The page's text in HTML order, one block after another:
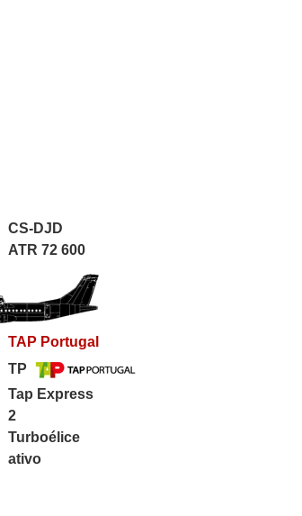
CS-DJD
ATR 72 600
TAP Portugal
TP
Tap Express
2
Turboélice
ativo